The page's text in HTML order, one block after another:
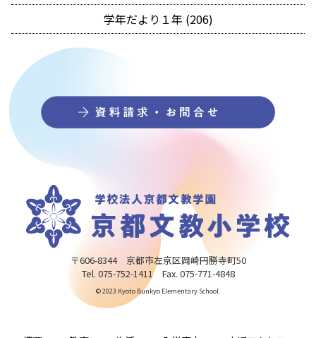
学年だより１年 (206)
〒606-8344 京都市左京区岡崎円勝寺町50
Tel. 075-752-1411 Fax. 075-771-4848
© 2023 Kyoto Bunkyo Elementary School.